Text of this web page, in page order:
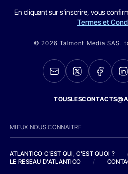
En cliquant sur s'inscrire, vous
Termes et
© 2026 Talmont Media SAS.
MIEUX NOUS CONNAITRE
ATLANTICO C'EST QUI, C'EST QUOI ?
LE RESEAU D'ATLANTICO
/